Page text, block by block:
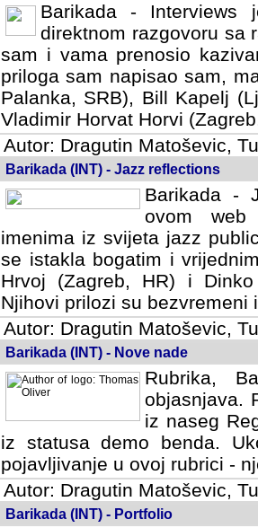
Barikada -
direktnom razgovoru sa
sam i vama prenosio
priloga sam napisao sam,
Palanka, SRB), Bill Kapelj
Vladimir Horvat Horvi
Autor: Dragutin Matoševic,
Barikada (INT) - Jazz reflections
Barikada -
ovom web
imenima iz svijeta jazz
se istakla bogatim i
Hrvoj (Zagreb, HR) i
Njihovi prilozi su bezvremeni
Autor: Dragutin Matoševic,
Barikada (INT) - Nove nade
Rubrika,
objasnjava.
iz naseg
iz statusa demo benda.
pojavljivanje u ovoj rubrici -
Autor: Dragutin Matoševic,
Barikada (INT) - Portfolio